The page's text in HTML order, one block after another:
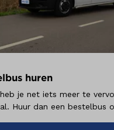
huren
je net iets meer te
Huur dan een bestelbus